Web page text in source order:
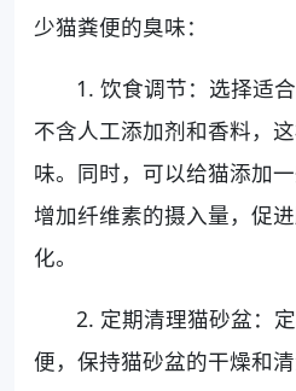
少猫粪便的臭味：
1. 饮食调节：选择适
不含人工添加剂和香料，
味。同时，可以给猫添加
增加纤维素的摄入量，促
化。
2. 定期清理猫砂盆：
便，保持猫砂盆的干燥和